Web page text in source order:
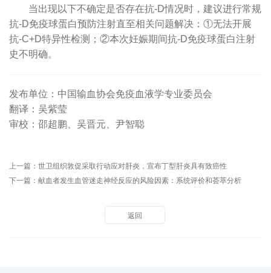
当出现以下不确定是否存在抗-D情况时，建议进行常规
抗-D免疫球蛋白预防注射直至相关问题解决：①无法开展
抗-C+D特异性检测；②本次妊娠期间抗-D免疫球蛋白注射
史不明确。
发布单位：中国输血协会免疫血液学专业委员会
翻译：吴紫莹
审校：邵超鹏、吴晋元、尹智聪
上一篇： 世卫组织敦促采取行动应对肝炎，宣布丁型肝炎具有致癌性
下一篇： 献血者发生血管迷走神经反应的风险因素：系统评价和荟萃分析
返回